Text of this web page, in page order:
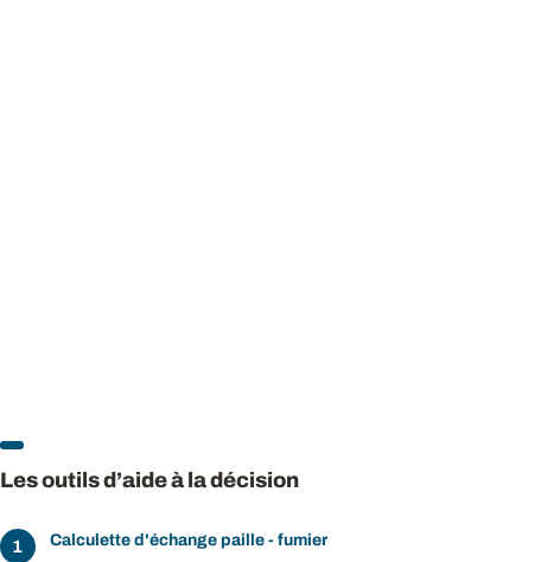
Les outils d’aide à la décision
Calculette d'échange paille - fumier